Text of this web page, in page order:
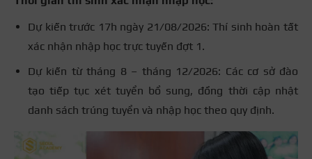
Dự kiến trước 17h ngày 21/08/2026: Thí sinh hoàn tất
xác nhận nhập học trực tuyến đợt 1.
Dự kiến từ tháng 8 – tháng 12/2026: Các cơ sở đào
tạo tiếp tục xét tuyển bổ sung, đồng thời cập nhật
danh sách trúng tuyển và nhập học theo quy định.